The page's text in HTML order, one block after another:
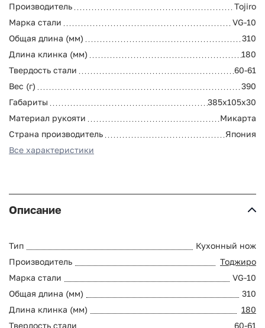
Производитель
Tojiro
Марка стали
VG-10
Общая длина (мм)
310
Длина клинка (мм)
180
Твердость стали
60-61
Вес (г)
390
Габариты
385x105x30
Материал рукояти
Микарта
Страна производитель
Япония
Все характеристики
Описание
Тип
Кухонный нож
Производитель
Тоджиро
Марка стали
VG-10
Общая длина (мм)
310
Длина клинка (мм)
180
Твердость стали
60-61